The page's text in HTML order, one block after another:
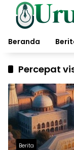
Langsung
konten
Beranda
Percepat
Berita